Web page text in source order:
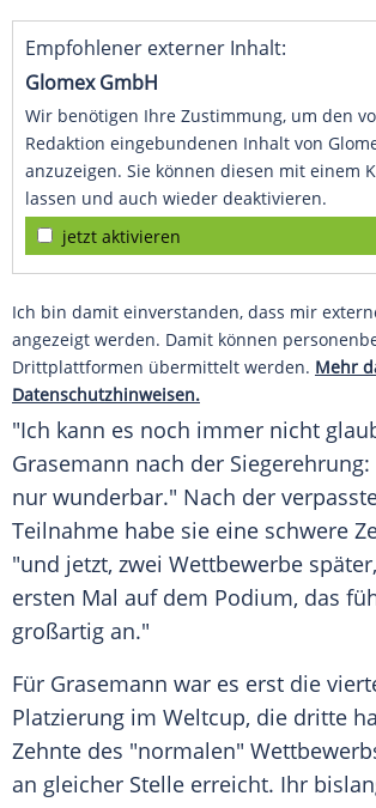
Empfohlener externer Inhalt:
Glomex GmbH
Wir benötigen Ihre Zustimmung, um den
Redaktion eingebundenen Inhalt von
anzuzeigen. Sie können diesen mit einem
lassen und auch wieder deaktivieren.
jetzt aktivieren
Ich bin damit einverstanden, dass mir
angezeigt werden. Damit können
Drittplattformen übermittelt werden. Mehr
Datenschutzhinweisen.
"Ich kann es noch immer nicht
Grasemann nach der
nur wunderbar." Nach der
Teilnahme habe sie eine schwere
"und jetzt, zwei Wettbewerbe
ersten Mal auf dem Podium, das
großartig an."
Für Grasemann war es erst die
Platzierung im Weltcup, die dritte
Zehnte des "normalen"
an gleicher Stelle erreicht. Ihr